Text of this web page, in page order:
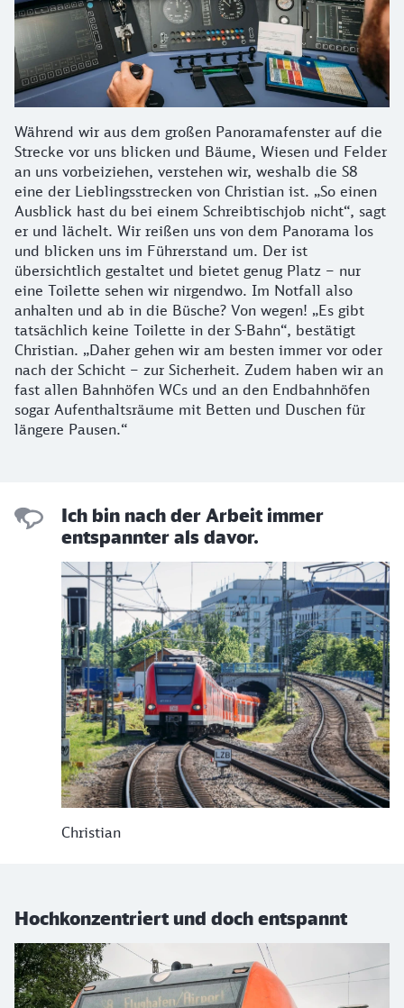
Während wir aus dem großen Panoramafenster auf die
Strecke vor uns blicken und Bäume, Wiesen und Felder
an uns vorbeiziehen, verstehen wir, weshalb die S8
eine der Lieblingsstrecken von Christian ist. „So einen
Ausblick hast du bei einem Schreibtischjob nicht“, sagt
er und lächelt. Wir reißen uns von dem Panorama los
und blicken uns im Führerstand um. Der ist
übersichtlich gestaltet und bietet genug Platz – nur
eine Toilette sehen wir nirgendwo. Im Notfall also
anhalten und ab in die Büsche? Von wegen! „Es gibt
tatsächlich keine Toilette in der S-Bahn“, bestätigt
Christian. „Daher gehen wir am besten immer vor oder
nach der Schicht – zur Sicherheit. Zudem haben wir an
fast allen Bahnhöfen WCs und an den Endbahnhöfen
sogar Aufenthaltsräume mit Betten und Duschen für
längere Pausen.“
Ich bin nach der Arbeit immer
entspannter als davor.
Christian
Hochkonzentriert und doch entspannt